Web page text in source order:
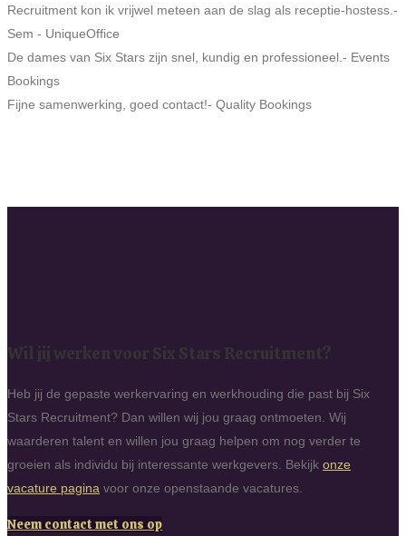
Recruitment kon ik vrijwel meteen aan de slag als receptie-hostess. -
Sem - UniqueOffice
De dames van Six Stars zijn snel, kundig en professioneel. - Events
Bookings
Fijne samenwerking, goed contact!- Quality Bookings
Wil jij werken voor Six Stars Recruitment?
Heb jij de gepaste werkervaring en werkhouding die past bij Six
Stars Recruitment? Dan willen wij jou graag ontmoeten. Wij
waarderen talent en willen jou graag helpen om nog verder te
groeien als individu bij interessante werkgevers. Bekijk onze
vacature pagina voor onze openstaande vacatures.
Neem contact met ons op